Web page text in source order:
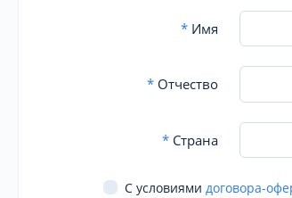
*Имя
*Отчество
*Страна
С условиями договора-